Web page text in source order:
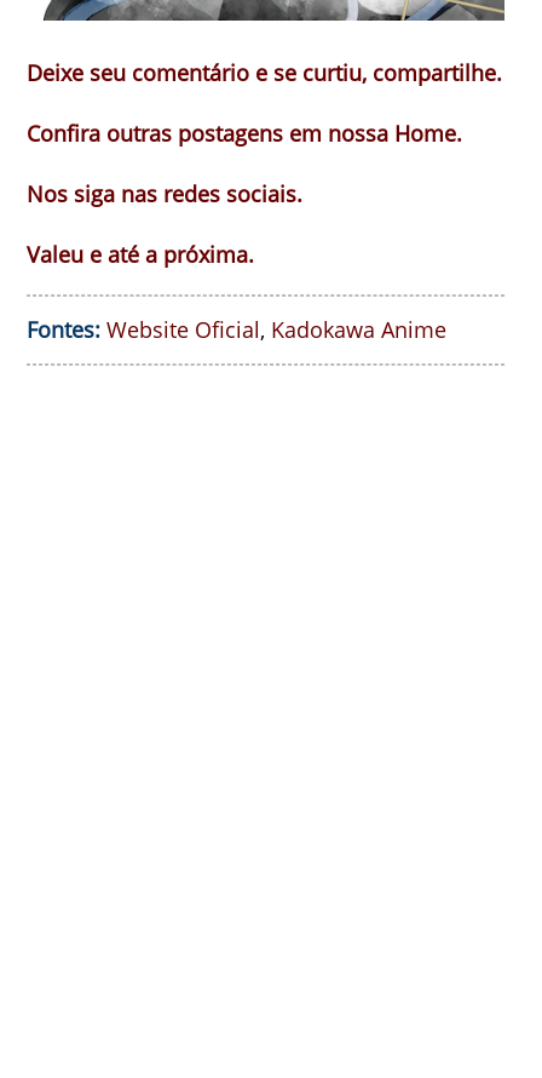
Deixe seu comentário e se curtiu, compartilhe.
Confira outras postagens em nossa Home.
Nos siga nas redes sociais.
Valeu e até a próxima.
Fontes: Website Oficial, Kadokawa Anime